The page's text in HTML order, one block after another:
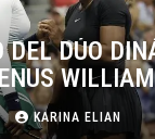
DEL DÚO
LOS DOBLES
KARINA ELIAN